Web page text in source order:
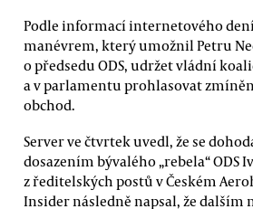
Podle informací internetového
manévrem, který umožnil Petru
o předsedu ODS, udržet vládní
a v parlamentu prohlasovat
obchod.
Server ve čtvrtek uvedl, že se
dosazením bývalého „rebela“ ODS
z ředitelských postů v Českém
Insider následně napsal, že dalším